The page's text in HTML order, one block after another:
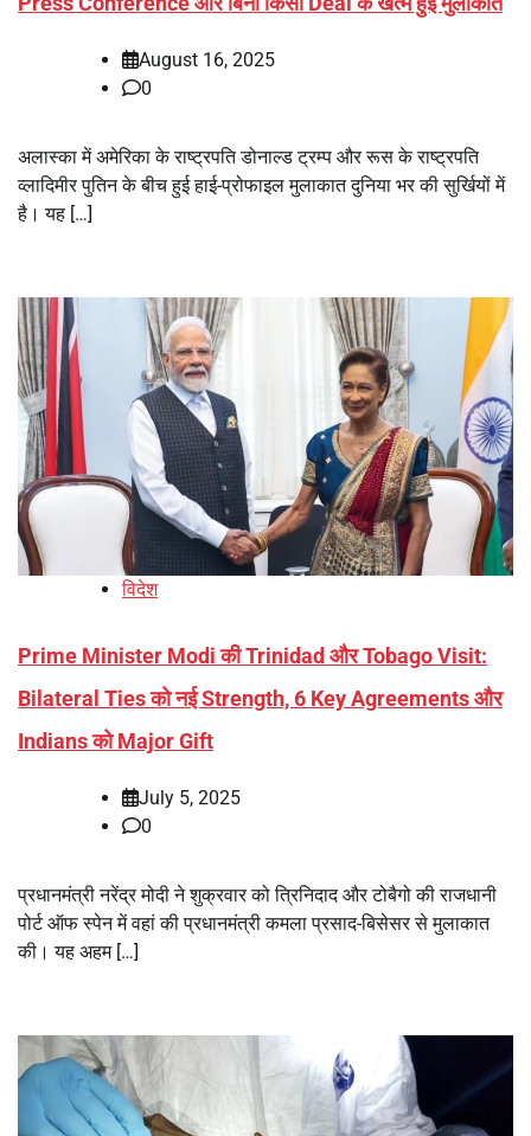
August 16, 2025
0
अलास्का में अमेरिका के राष्ट्रपति डोनाल्ड ट्रम्प और रूस के राष्ट्रपति
व्लादिमीर पुतिन के बीच हुई हाई-प्रोफाइल मुलाकात दुनिया भर की सुर्खियों में
है। यह […]
विदेश
Prime Minister Modi की Trinidad और Tobago Visit:
Bilateral Ties को नई Strength, 6 Key Agreements और
Indians को Major Gift
July 5, 2025
0
प्रधानमंत्री नरेंद्र मोदी ने शुक्रवार को त्रिनिदाद और टोबैगो की राजधानी
पोर्ट ऑफ स्पेन में वहां की प्रधानमंत्री कमला प्रसाद-बिसेसर से मुलाकात
की। यह अहम […]